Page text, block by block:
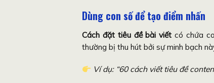
Dùng con số để tạo điểm nhấn
Cách đặt tiêu đề bài viết có chứa
thường bị thu hút bởi sự minh bạch
Ví dụ: “60 cách viết tiêu đề